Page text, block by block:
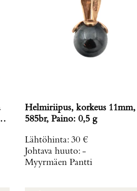
Helmiriipus, korkeus 11mm,
585br, Paino: 0,5 g
Lähtöhinta: 30 €
Johtava huuto: -
Myyrmäen Pantti